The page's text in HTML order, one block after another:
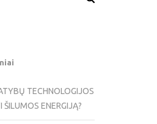
TECHNOLOGIJOS
ENERGIJĄ?